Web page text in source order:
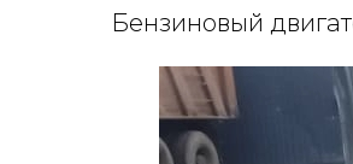
Бензиновый